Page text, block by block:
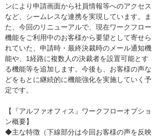
ンにより申請画面から社員情報等へのアクセス
など、シームレスな連携を実現しています。ま
た、今回のリニューアルで、現在ワークフロー
機能をご利用中のお客様から要望として寄せら
れていた、申請時・最終決裁時のメール通知機
能や、1経路に複数人の決裁者を設置可能とす
る機能等を追加します。今後も、お客様の声な
どをもとに継続的に機能強化を実施していく予
定です。
【『アルファオフィス』ワークフローオプショ
ン概要】
◆主な特徴（下線部分は今回お客様の声を反映